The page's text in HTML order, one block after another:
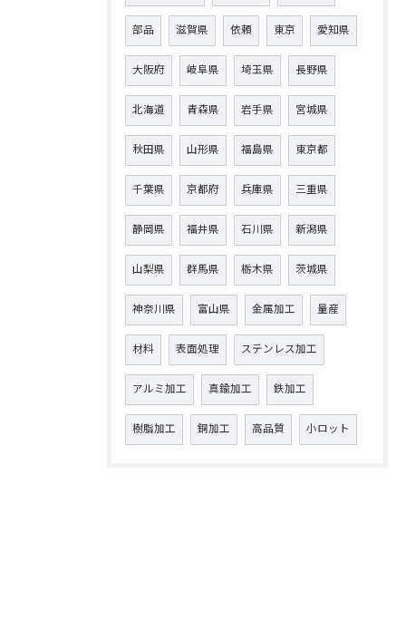
部品 滋賀県 依頼 東京 愛知県
大阪府 岐阜県 埼玉県 長野県
北海道 青森県 岩手県 宮城県
秋田県 山形県 福島県 東京都
千葉県 京都府 兵庫県 三重県
静岡県 福井県 石川県 新潟県
山梨県 群馬県 栃木県 茨城県
神奈川県 富山県 金属加工 量産
材料 表面処理 ステンレス加工
アルミ加工 真鍮加工 鉄加工
樹脂加工 銅加工 高品質 小ロット